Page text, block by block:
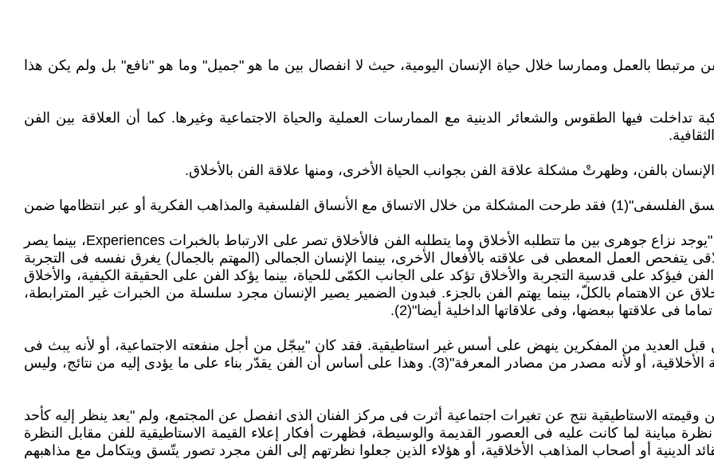
بالعمل وممارسا خلال حياة الإنسان اليومية، حيث لا انفصال بين ما هو "جميل" وما هو "نافع" بل ولم يكن هذا
فيها الطقوس والشعائر الدينية مع الممارسات العملية والحياة الاجتماعية وغيرها. كما أن العلاقة بين الفن
بالفن، وظهرتْ مشكلة علاقة الفن بجوانب الحياة الأخرى، ومنها علاقة الفن بالأخلاق.
ونحن "نلتقى فى الجمال وكذلك فى الأخلاق بمشكلة وجود النسق الفلسفى"(1) فقد طرحت المشكلة من خلال الاتساق مع الأنساق الفلسفية والمذاهب الفكرية أو عبر انتظامها ضمن
ويتضح من خلال عرض مشكلة العلاقة بين الفن والأخلاق أنه "يوجد نزاع جوهرى بين ما تتطلبه الأخلاق وما يتطلبه الفن فالأخلاق تصر على الارتباط بالخبرات Experiences، بينما يصر
يتفحص العمل المعطى فى علاقته بالأفعال الأخرى، بينما الإنسان الجمالى (المهتم بالجمال) يغرق نفسه فى التجربة
فيؤكد على قدسية التجربة والأخلاق تؤكد على الجانب الكمّى للحياة، بينما يؤكد الفن على الحقيقة الكيفية، والأخلاق
عن الاهتمام بالكلّ، بينما يهتم الفن بالجزء. فبدون الضمير يصير الإنسان مجرد سلسلة من الخبرات غير المترابطة،
فى علاقتها ببعضها، وفى علاقاتها الداخلية أيضا"(2).
قبل العديد من المفكرين ينهض على أسس غير استاطيقية. فقد كان "يبجّل من أجل منفعته الاجتماعية، أو لأنه يبث فى
النفوس معتقدات دينية، أو لأنه يجعل الناس أفضل من الوجهة الأخلاقية، أو لأنه مصدر من مصادر المعرفة"(3). وهذا على أساس أن الفن يقدّر بناء على ما يؤدى إليه من نتائج، وليس
الاستاطيقية نتج عن تغيرات اجتماعية أثرت فى مركز الفنان الذى انفصل عن المجتمع، ولم "يعد ينظر إليه كأحد
نظرة مباينة لما كانت عليه فى العصور القديمة والوسيطة، فظهرت أفكار إعلاء القيمة الاستاطيقية للفن مقابل النظرة
الدينية أو أصحاب المذاهب الأخلاقية، أو هؤلاء الذين جعلوا نظرتهم إلى الفن مجرد تصور يتّسق ويتكامل مع مذاهبهم